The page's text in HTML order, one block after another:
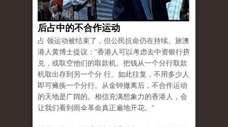
后占中的不合作运动
占 领运动被结束了，但公民抗命仍在持续。旅澳
港人黄博士提议：“香港人可以考虑去中资银行挤
兑，或取空他们的取款机。把钱从一个分行取款
机取出存到另一个分 行。如此往复，不用多少人
即可瘫痪一个分行。从金钟撤离后，不合作运动
的天地是广阔的。相信充满想象力的香港人，会
让我们看到雨伞革命真正遍地开花。”